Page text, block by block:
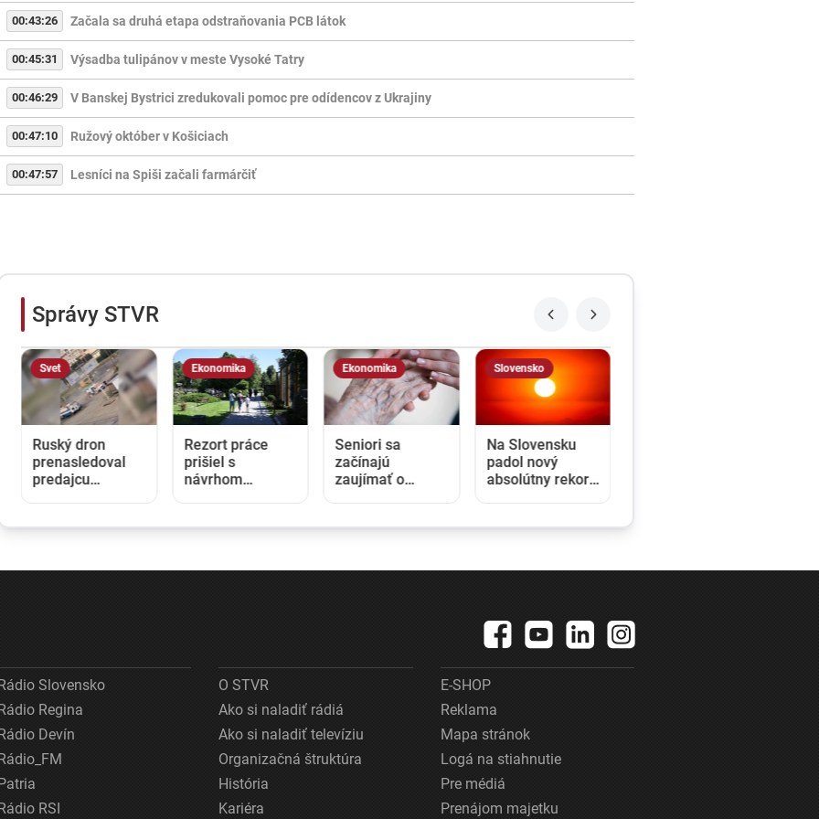
00:43:26 Začala sa druhá etapa odstraňovania PCB látok
00:45:31 Výsadba tulipánov v meste Vysoké Tatry
00:46:29 V Banskej Bystrici zredukovali pomoc pre odídencov z Ukrajiny
00:47:10 Ružový október v Košiciach
00:47:57 Lesníci na Spiši začali farmárčiť
Správy STVR
Ekonomika
Rezort práce
prišiel s
návrhom
Opozícia hovorí
marketingovom
Ekonomika
Seniori sa
začínajú
zaujímať o
detí. Daňový
Sociálna
Slovensko
Na Slovensku
padol nový
absolútny rekord
Slovensko
Extrémne nízka
hladina Dunaja
láka ľudí na
varujú, že riziko
vysoké
Slovensko
Regina
Devín
RSI
O STVR
Ako si naladiť rádiá
Ako si naladiť televíziu
Organizačná štruktúra
História
Kariéra
E-SHOP
Reklama
Mapa stránok
Logá na stiahnutie
Pre médiá
Prenájom majetku